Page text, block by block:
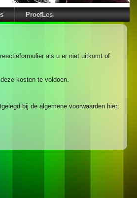
ProefLes
als u er niet uitkomt of
kosten te voldoen.
bij de algemene voorwaarden hier: